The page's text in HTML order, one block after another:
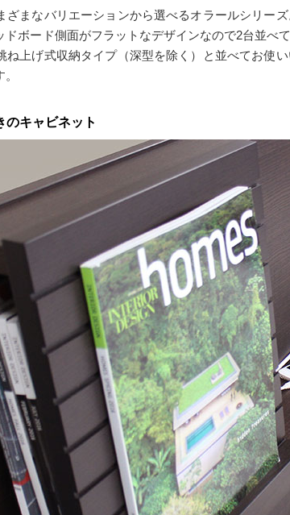
ざまなバリエーションから選べるオラールシリー
ドボード側面がフラットなデザインなので2台並
ね上げ式収納タイプ（深型を除く）と並べてお
のキャビネット